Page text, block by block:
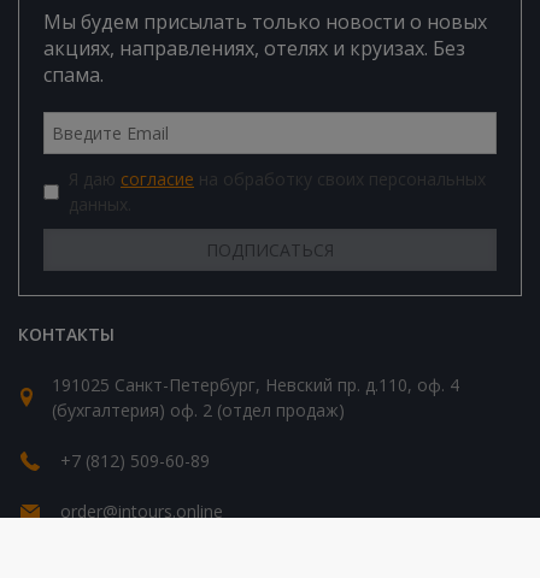
Мы будем присылать только новости о новых
акциях, направлениях, отелях и круизах. Без
спама.
Я даю согласие на обработку своих персональных
данных.
КОНТАКТЫ
191025 Санкт-Петербург, Невский пр. д.110, оф. 4
(бухгалтерия) оф. 2 (отдел продаж)
+7 (812) 509-60-89
order@intours.online